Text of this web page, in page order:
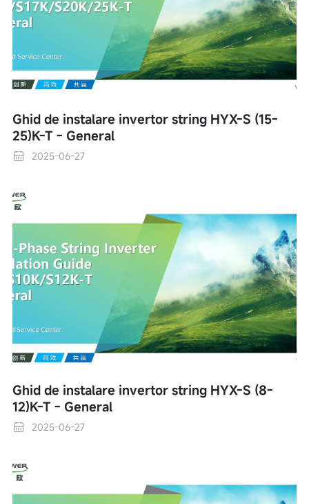
Ghid de instalare invertor string HYX-S (15-
25)K-T - General
2025-06-27
Ghid de instalare invertor string HYX-S (8-
12)K-T - General
2025-06-27